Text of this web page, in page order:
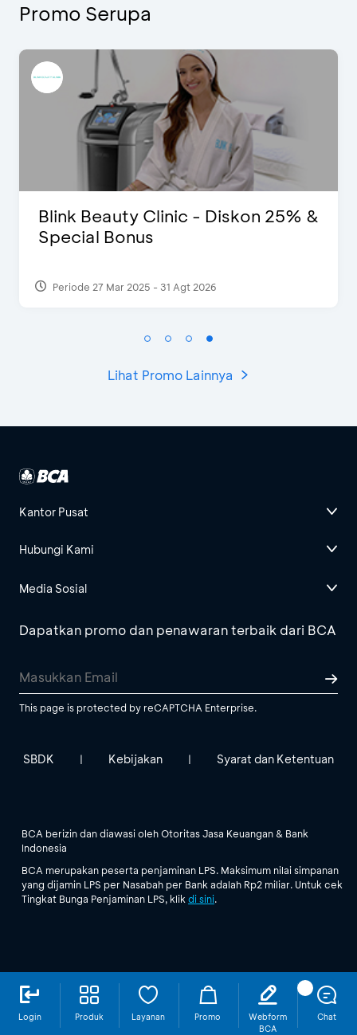
Login Produk Layanan Promo
Webform
BCA
Chat
Promo Serupa
D’Cost - Diskon 50% Makanan &
Ekstra 2 Minuman
Periode 17 Sep 2023
Lihat Promo Lainnya
Kantor Pusat
Hubungi Kami
Media Sosial
Dapatkan promo dan penawaran terbaik dari BCA
This page is protected by reCAPTCHA Enterprise.
SBDK | Kebijakan | Syarat dan Ketentuan
BCA berizin dan diawasi oleh Otoritas Jasa Keuangan & Bank
Indonesia
BCA merupakan peserta penjaminan LPS. Maksimum nilai simpanan
yang dijamin LPS per Nasabah per Bank adalah Rp2 miliar. Untuk cek
Tingkat Bunga Penjaminan LPS, klik di sini.